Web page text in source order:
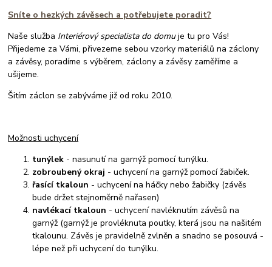
Sníte o hezkých závěsech a potřebujete poradit?
Naše služba Interiérový specialista do domuje tu pro Vás!
Přijedeme za Vámi, přivezeme sebou vzorky materiálů na záclony
a závěsy, poradíme s výběrem, záclony a závěsy zaměříme a
ušijeme.
Šitím záclon se zabýváme již od roku 2010.
Možnosti uchycení
tunýlek - nasunutí na garnýž pomocí tunýlku.
zobroubený okraj - uchycení na garnýž pomocí žabiček.
řasící tkaloun - uchycení na háčky nebo žabičky (závěs
bude držet stejnoměrně nařasen)
navlékací tkaloun - uchycení navléknutím závěsů na
garnýž (garnýž je provléknuta poutky, která jsou na našitém
tkalounu. Závěs je pravidelně zvlněn a snadno se posouvá -
lépe než při uchycení do tunýlku.